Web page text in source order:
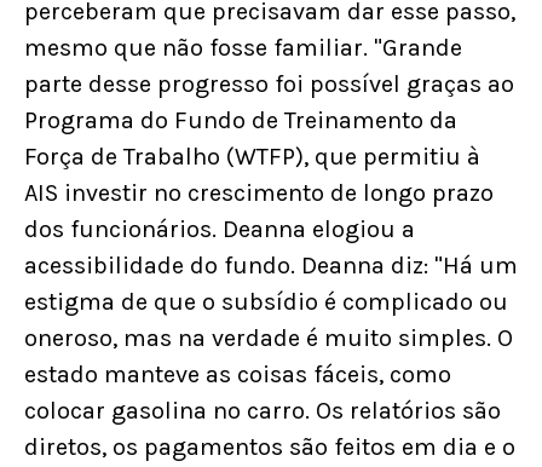
perceberam que precisavam dar esse passo,
mesmo que não fosse familiar. "Grande
parte desse progresso foi possível graças ao
Programa do Fundo de Treinamento da
Força de Trabalho (WTFP), que permitiu à
AIS investir no crescimento de longo prazo
dos funcionários. Deanna elogiou a
acessibilidade do fundo. Deanna diz: "Há um
estigma de que o subsídio é complicado ou
oneroso, mas na verdade é muito simples. O
estado manteve as coisas fáceis, como
colocar gasolina no carro. Os relatórios são
diretos, os pagamentos são feitos em dia e o